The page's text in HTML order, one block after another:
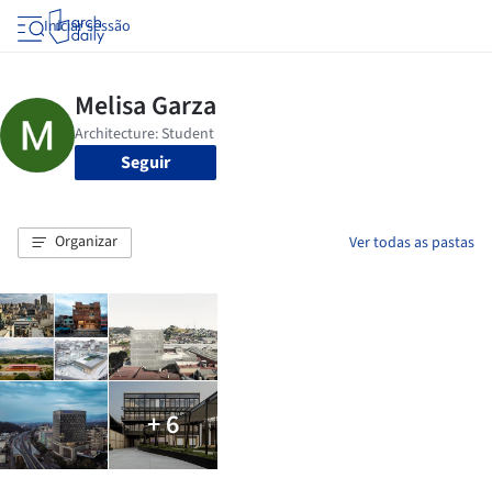
Iniciar sessão
Seguir
Organizar Ver todas as pastas
+ 6